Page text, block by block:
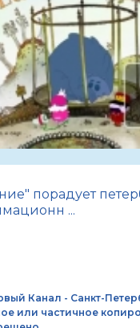
порадует
...
Канал - Санкт-
или частичное